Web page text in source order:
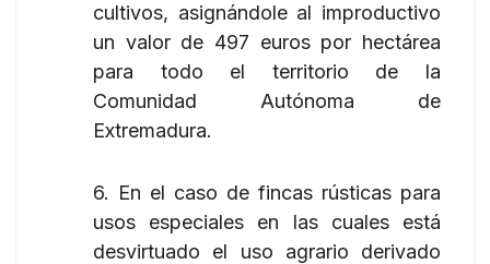
cultivos, asignándole al improductivo
un valor de 497 euros por hectárea
para todo el territorio de la
Comunidad Autónoma de
Extremadura.
6. En el caso de fincas rústicas para
usos especiales en las cuales está
desvirtuado el uso agrario derivado